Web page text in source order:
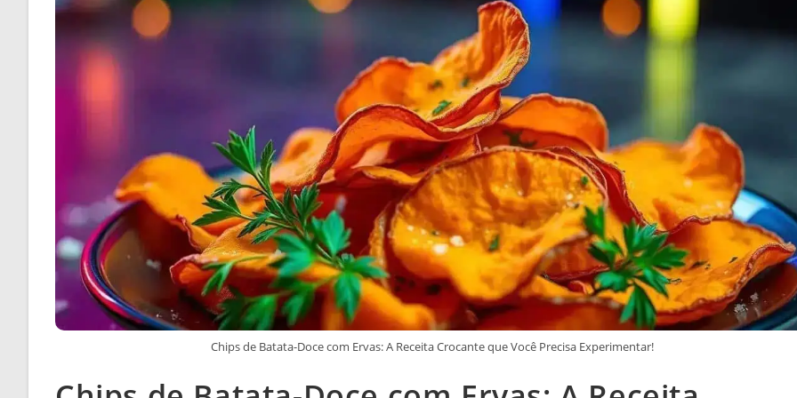
Chips de Batata-Doce com Ervas: A Receita Crocante que Você Precisa Experimentar!